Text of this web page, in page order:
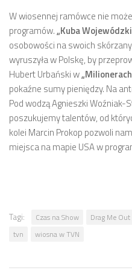
W wiosennej ramówce nie
programów.„Kuba
osobowości na swoich
wyruszyła w Polskę, by
Hubert Urbański w
pokaźne sumy pieniędzy. Na
Pod wodzą Agnieszki Woźniak-
poszukujemy talentów, od
kolei Marcin Prokop pozwoli
miejsca na mapie USA w
Tagi: Czas na Show Drag Me Out
tvn
wiosna w TVN